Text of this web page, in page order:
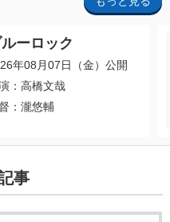
ーロック
年08月07日（金）公開
：高橋文哉
：瀧悠輔
事